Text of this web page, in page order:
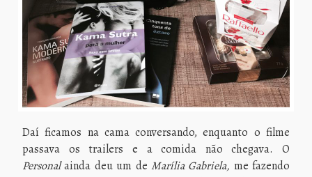
Daí ficamos na cama conversando, enquanto o filme
passava os trailers e a comida não chegava. O
Personalainda deu um de Marília Gabriela, me fazendo